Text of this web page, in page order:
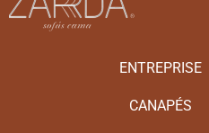
ENTREPRISE
CANAPÉS